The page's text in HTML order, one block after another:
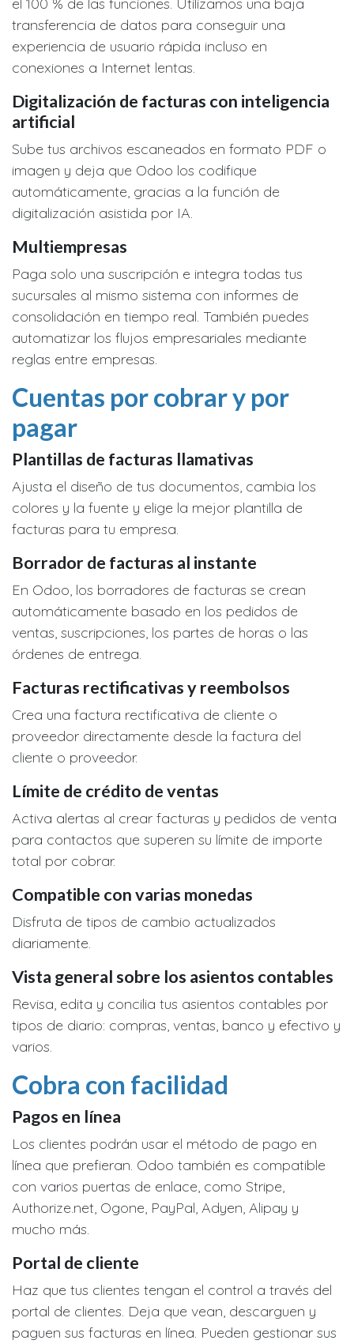
transferencia de datos para conseguir una
experiencia de usuario rápida incluso en
conexiones a Internet lentas.
Digitalización de facturas con inteligencia
artificial
Sube tus archivos escaneados en formato PDF o
imagen y deja que Odoo los codifique
automáticamente, gracias a la función de
digitalización asistida por IA.
Multiempresas
Paga solo una suscripción e integra todas tus
sucursales al mismo sistema con informes de
consolidación en tiempo real. También puedes
automatizar los flujos empresariales mediante
reglas entre empresas.
Cuentas por cobrar y por
pagar
Plantillas de facturas llamativas
Ajusta el diseño de tus documentos, cambia los
colores y la fuente y elige la mejor plantilla de
facturas para tu empresa.
Borrador de facturas al instante
En Odoo, los borradores de facturas se crean
automáticamente basado en los pedidos de
ventas, suscripciones, los partes de horas o las
órdenes de entrega.
Facturas rectificativas y reembolsos
Crea una factura rectificativa de cliente o
proveedor directamente desde la factura del
cliente o proveedor.
Límite de crédito de ventas
Activa alertas al crear facturas y pedidos de venta
para contactos que superen su límite de importe
total por cobrar.
Compatible con varias monedas
Disfruta de tipos de cambio actualizados
diariamente.
Vista general sobre los asientos contables
Revisa, edita y concilia tus asientos contables por
tipos de diario: compras, ventas, banco y efectivo y
varios.
Cobra con facilidad
Pagos en línea
Los clientes podrán usar el método de pago en
línea que prefieran. Odoo también es compatible
con varios puertas de enlace, como Stripe,
Authorize.net, Ogone, PayPal, Adyen, Alipay y
mucho más.
Portal de cliente
Haz que tus clientes tengan el control a través del
portal de clientes. Deja que vean, descarguen y
paguen sus facturas en línea. Pueden gestionar sus